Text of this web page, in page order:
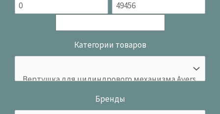
Категории товаров
Бренды